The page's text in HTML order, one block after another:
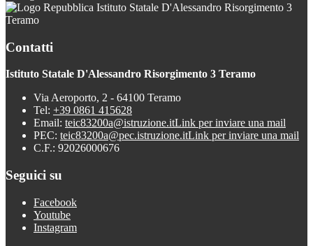
Istituto Statale D'Alessandro Risorgimento 3
Teramo
Contatti
Istituto Statale D'Alessandro Risorgimento 3 Teramo
Via Aeroporto, 2 - 64100 Teramo
Tel: +39 0861 415628
Email: teic83200a@istruzione.itLink per inviare una mail
PEC: teic83200a@pec.istruzione.itLink per inviare una mail
C.F.: 92026000676
Seguici su
Facebook
Youtube
Instagram